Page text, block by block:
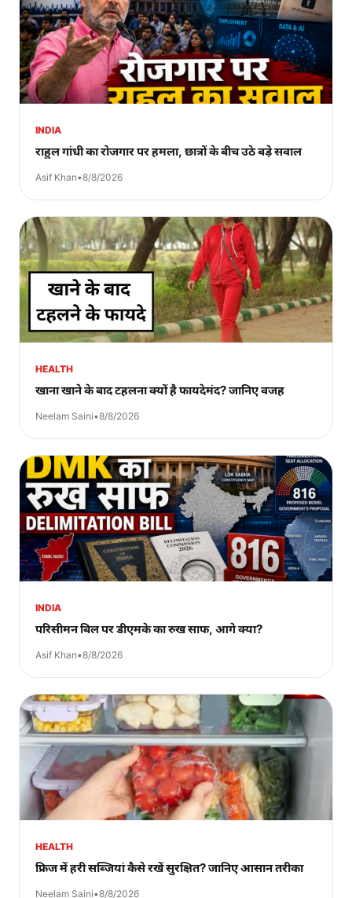
INDIA
राहुल गांधी का रोजगार पर हमला, छात्रों के बीच उठे बड़े सवाल
Asif Khan•8/8/2026
HEALTH
खाना खाने के बाद टहलना क्यों है फायदेमंद? जानिए वजह
Neelam Saini•8/8/2026
INDIA
परिसीमन बिल पर डीएमके का रुख साफ, आगे क्या?
Asif Khan•8/8/2026
HEALTH
फ्रिज में हरी सब्जियां कैसे रखें सुरक्षित? जानिए आसान तरीका
Neelam Saini•8/8/2026